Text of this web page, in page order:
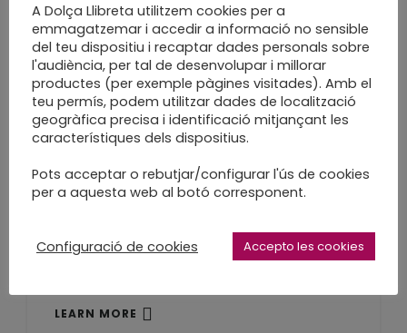
Extractos cotidianos
A les 20:00 h al Librerío de la Plata
LEARN MORE
extractos cotidianos
LEARN MORE
A Dolça Llibreta utilitzem cookies per a
emmagatzemar i accedir a informació no sensible
del teu dispositiu i recaptar dades personals sobre
l'audiència, per tal de desenvolupar i millorar
productes (per exemple pàgines visitades). Amb el
teu permís, podem utilitzar dades de localització
geogràfica precisa i identificació mitjançant les
característiques dels dispositius.
Pots acceptar o rebutjar/configurar l'ús de cookies
per a aquesta web al botó corresponent.
Configuració de cookies Accepto les cookies